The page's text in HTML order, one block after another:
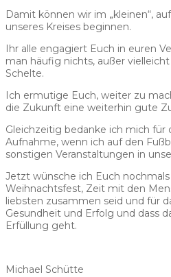
Damit können wir im „kleinen“,
unseres Kreises beginnen.
Ihr alle engagiert Euch in euren
man häufig nichts, außer
Schelte.
Ich ermutige Euch, weiter zu
die Zukunft eine weiterhin gute
Gleichzeitig bedanke ich mich für
Aufnahme, wenn ich auf den
sonstigen Veranstaltungen in
Jetzt wünsche ich Euch
Weihnachtsfest, Zeit mit den
liebsten zusammen seid und für
Gesundheit und Erfolg und dass
Erfüllung geht.
Michael Schütte